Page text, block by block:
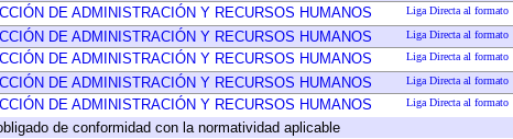
DE ADMINISTRACIÓN Y RECURSOS HUMANOS Liga Directa al formato
DE ADMINISTRACIÓN Y RECURSOS HUMANOS Liga Directa al formato
DE ADMINISTRACIÓN Y RECURSOS HUMANOS Liga Directa al formato
DE ADMINISTRACIÓN Y RECURSOS HUMANOS Liga Directa al formato
DE ADMINISTRACIÓN Y RECURSOS HUMANOS Liga Directa al formato
de conformidad con la normatividad aplicable